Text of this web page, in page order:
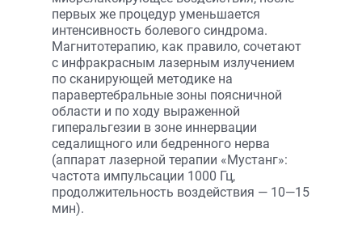
первых же процедур уменьшается
интенсивность болевого синдрома.
Магнитотерапию, как правило, сочетают
с инфракрасным лазерным излучением
по сканирующей методике на
паравертебральные зоны поясничной
области и по ходу выраженной
гиперальгезии в зоне иннервации
седалищного или бедренного нерва
(аппарат лазерной терапии «Мустанг»:
частота импульсации 1000 Гц,
продолжительность воздействия — 10—15
мин).